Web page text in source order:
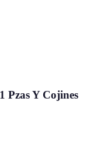
Pzas Y Cojines